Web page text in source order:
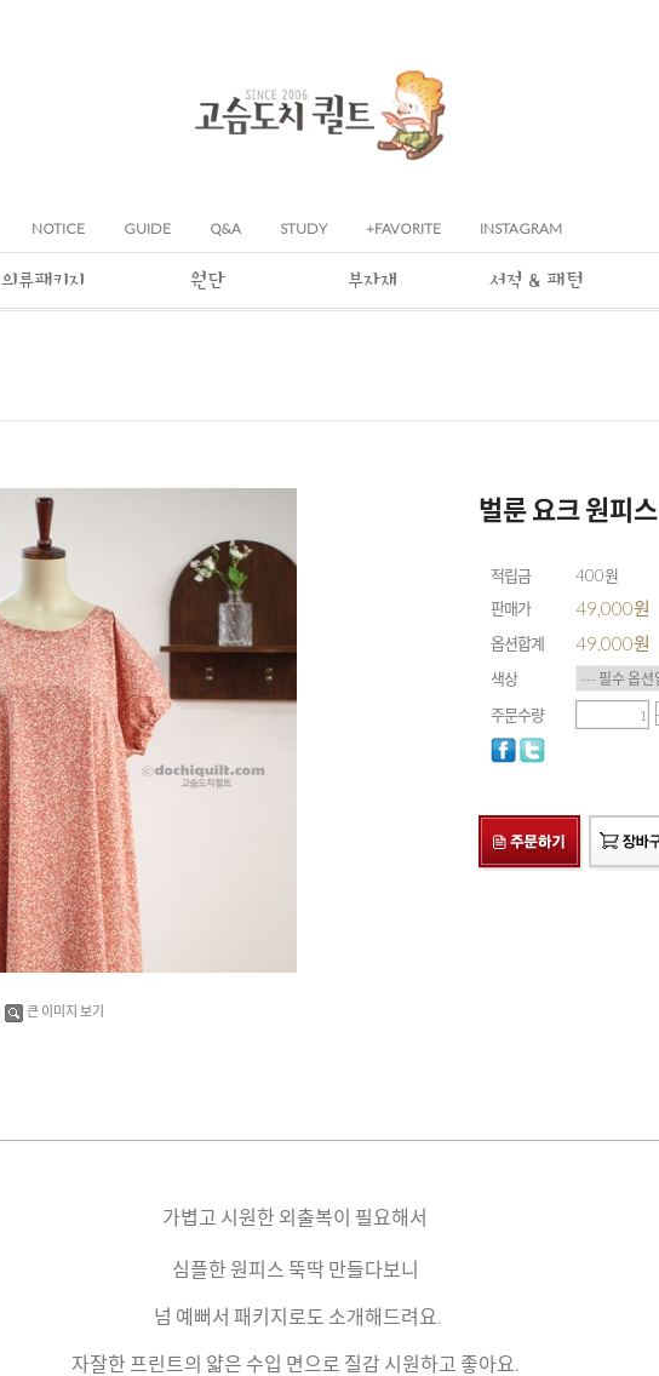
NOTICE GUIDE Q&A STUDY +FAVORITE INSTAGRAM
의류패키지 원단 부자재 서적 & 패턴
큰 이미지 보기
벌룬 요크 원피스
적립금
400원
판매가
49,000원
옵션합계 49,000원
색상
주문수량
가볍고 시원한 외출복이 필요해서
심플한 원피스 뚝딱 만들다보니
넘 예뻐서 패키지로도 소개해드려요.
자잘한 프린트의 얇은 수입 면으로 질감 시원하고 좋아요.